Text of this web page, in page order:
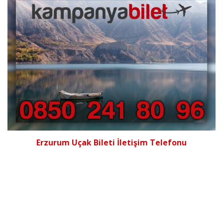
Erzurum Uçak Bileti İletişim Telefonu